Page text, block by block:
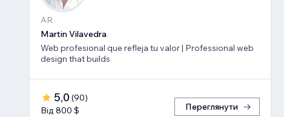
AR
Martin Vilavedra
Web profesional que refleja tu valor | Professional web
design that builds
5,0 (90)
Від 800 $
Переглянути